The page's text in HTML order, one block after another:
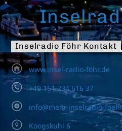
Inselradio Föhr Kontakt
www.insel-radio-föhr.de
+49 151 234 616 37
info@mein-inselradio-
Koogskuhl 6